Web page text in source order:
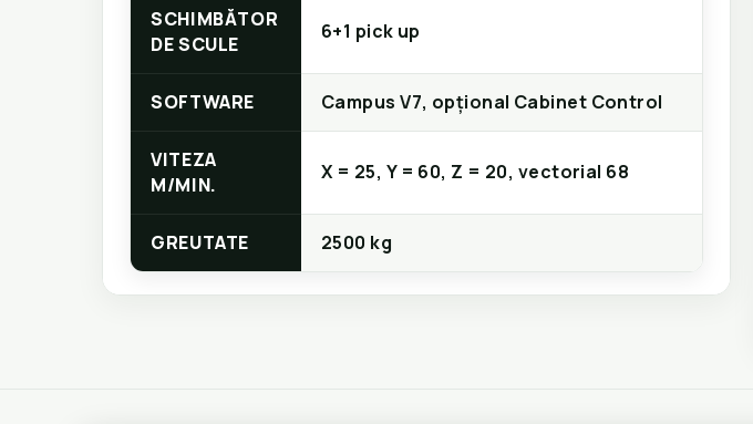
SCHIMBĂTOR
DE SCULE
6+1 pick up
SOFTWARE Campus V7, opțional Cabinet Control
VITEZA
M/MIN.
X = 25, Y = 60, Z = 20, vectorial 68
GREUTATE 2500 kg